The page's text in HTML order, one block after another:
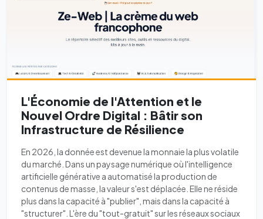
L'Économie de l'Attention et le
Nouvel Ordre Digital : Bâtir son
Infrastructure de Résilience
En 2026, la donnée est devenue la monnaie la plus volatile
du marché. Dans un paysage numérique où l'intelligence
artificielle générative a automatisé la production de
contenus de masse, la valeur s'est déplacée. Elle ne réside
plus dans la capacité à "publier", mais dans la capacité à
"structurer". L'ère du "tout-gratuit" sur les réseaux sociaux